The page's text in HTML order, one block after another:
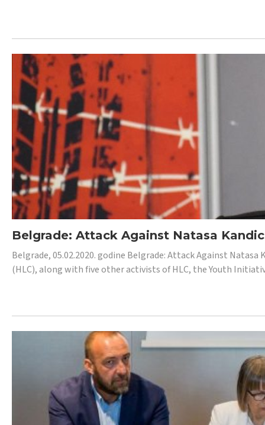
Belgrade: Attack Against Natasa
Belgrade, 05.02.2020. godine Belgrade: Attack Against
(HLC), along with five other activists of HLC, the Youth